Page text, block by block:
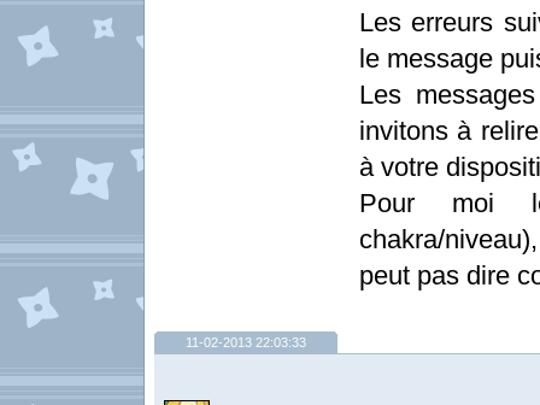
Les erreurs
le message
Les
invitons à
à votre
Pour moi
chakra/
peut pas dire
11-02-2013 22:03:33